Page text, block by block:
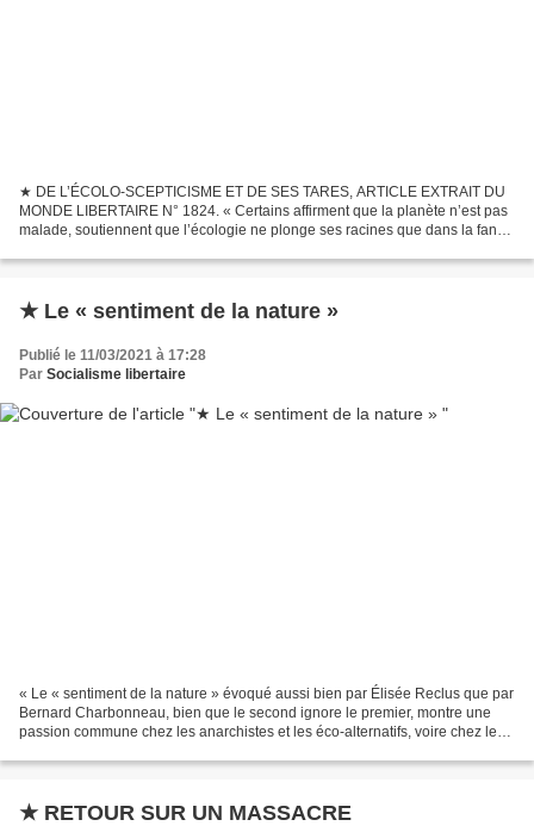
★ DE L’ÉCOLO-SCEPTICISME ET DE SES TARES, ARTICLE EXTRAIT DU
MONDE LIBERTAIRE N° 1824. « Certains affirment que la planète n’est pas
malade, soutiennent que l’écologie ne plonge ses racines que dans la fange
★ Le « sentiment de la nature »
Publié le 11/03/2021 à 17:28
Par Socialisme libertaire
« Le « sentiment de la nature » évoqué aussi bien par Élisée Reclus que par
Bernard Charbonneau, bien que le second ignore le premier, montre une
passion commune chez les anarchistes et les éco-alternatifs, voire chez les
★ RETOUR SUR UN MASSACRE